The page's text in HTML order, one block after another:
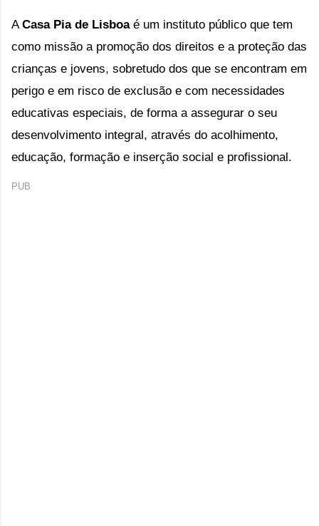
A Casa Pia de Lisboa é um instituto público que tem
como missão a promoção dos direitos e a proteção das
crianças e jovens, sobretudo dos que se encontram em
perigo e em risco de exclusão e com necessidades
educativas especiais, de forma a assegurar o seu
desenvolvimento integral, através do acolhimento,
educação, formação e inserção social e profissional.
PUB